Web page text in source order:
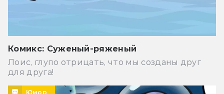
Комикс: Суженый-ряженый
Лоис, глупо отрицать, что мы созданы друг
для друга!
Юмор